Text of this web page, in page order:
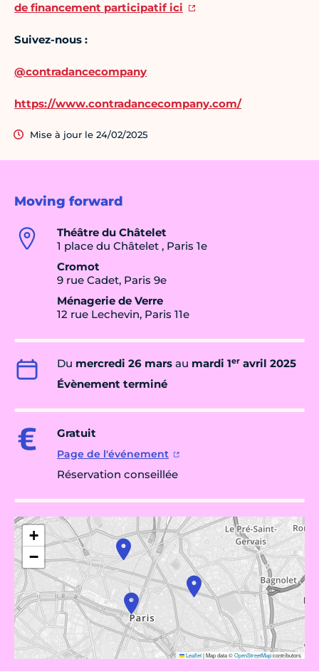
Moving forward
Théâtre du Châtelet
1 place du Châtelet , Paris 1e
Cromot
9 rue Cadet, Paris 9e
Ménagerie de Verre
12 rue Lechevin, Paris 11e
Du mercredi 26 mars au mardi 1er avril 2025
Évènement terminé
Gratuit
Page de l'événement
Réservation conseillée
+
−
Leaflet|Map data ©OpenStreetMapcontributors
de financement participatif ici
Suivez-nous :
@contradancecompany
https://www.contradancecompany.com/
Mise à jour le 24/02/2025